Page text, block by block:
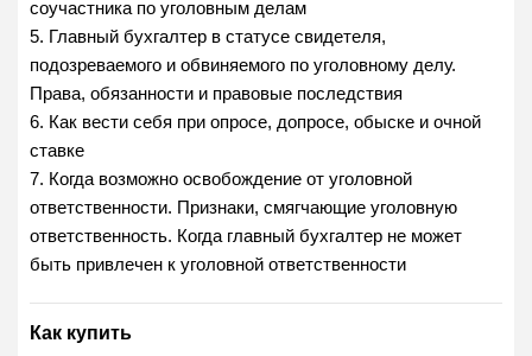
соучастника по уголовным делам
5. Главный бухгалтер в статусе свидетеля,
подозреваемого и обвиняемого по уголовному делу.
Права, обязанности и правовые последствия
6. Как вести себя при опросе, допросе, обыске и очной
ставке
7. Когда возможно освобождение от уголовной
ответственности. Признаки, смягчающие уголовную
ответственность. Когда главный бухгалтер не может
быть привлечен к уголовной ответственности
Как купить